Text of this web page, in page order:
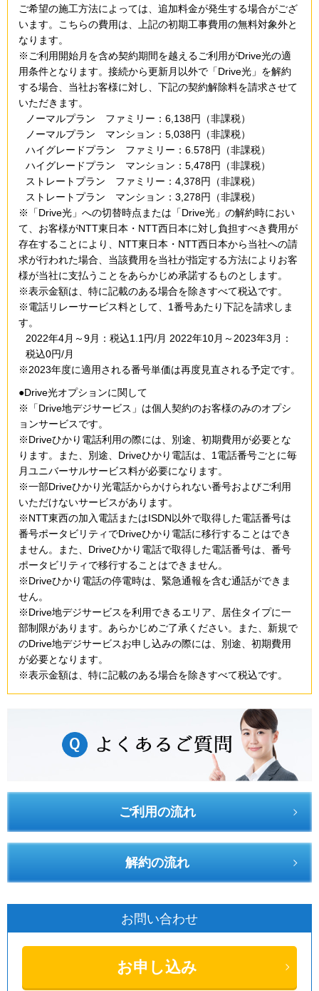
ご希望の施工方法によっては、追加料金が発生する場合がござ
います。こちらの費用は、上記の初期工事費用の無料対象外と
なります。
※ご利用開始月を含め契約期間を越えるご利用がDrive光の適
用条件となります。接続から更新月以外で「Drive光」を解約
する場合、当社お客様に対し、下記の契約解除料を請求させて
いただきます。
ノーマルプラン ファミリー：6,138円（非課税）
ノーマルプラン マンション：5,038円（非課税）
ハイグレードプラン ファミリー：6.578円（非課税）
ハイグレードプラン マンション：5,478円（非課税）
ストレートプラン ファミリー：4,378円（非課税）
ストレートプラン マンション：3,278円（非課税）
※「Drive光」への切替時点または「Drive光」の解約時におい
て、お客様がNTT東日本・NTT西日本に対し負担すべき費用が
存在することにより、NTT東日本・NTT西日本から当社への請
求が行われた場合、当該費用を当社が指定する方法によりお客
様が当社に支払うことをあらかじめ承諾するものとします。
※表示金額は、特に記載のある場合を除きすべて税込です。
※電話リレーサービス料として、1番号あたり下記を請求しま
す。
2022年4月～9月：税込1.1円/月 2022年10月～2023年3月：
税込0円/月
※2023年度に適用される番号単価は再度見直される予定です。
●Drive光オプションに関して
※「Drive地デジサービス」は個人契約のお客様のみのオプシ
ョンサービスです。
※Driveひかり電話利用の際には、別途、初期費用が必要とな
ります。また、別途、Driveひかり電話は、1電話番号ごとに毎
月ユニバーサルサービス料が必要になります。
※一部Driveひかり光電話からかけられない番号およびご利用
いただけないサービスがあります。
※NTT東西の加入電話またはISDN以外で取得した電話番号は
番号ポータビリティでDriveひかり電話に移行することはでき
ません。また、Driveひかり電話で取得した電話番号は、番号
ポータビリティで移行することはできません。
※Driveひかり電話の停電時は、緊急通報を含む通話ができま
せん。
※Drive地デジサービスを利用できるエリア、居住タイプに一
部制限があります。あらかじめご了承ください。また、新規で
のDrive地デジサービスお申し込みの際には、別途、初期費用
が必要となります。
※表示金額は、特に記載のある場合を除きすべて税込です。
ご利用の流れ
解約の流れ
お問い合わせ
お申し込み